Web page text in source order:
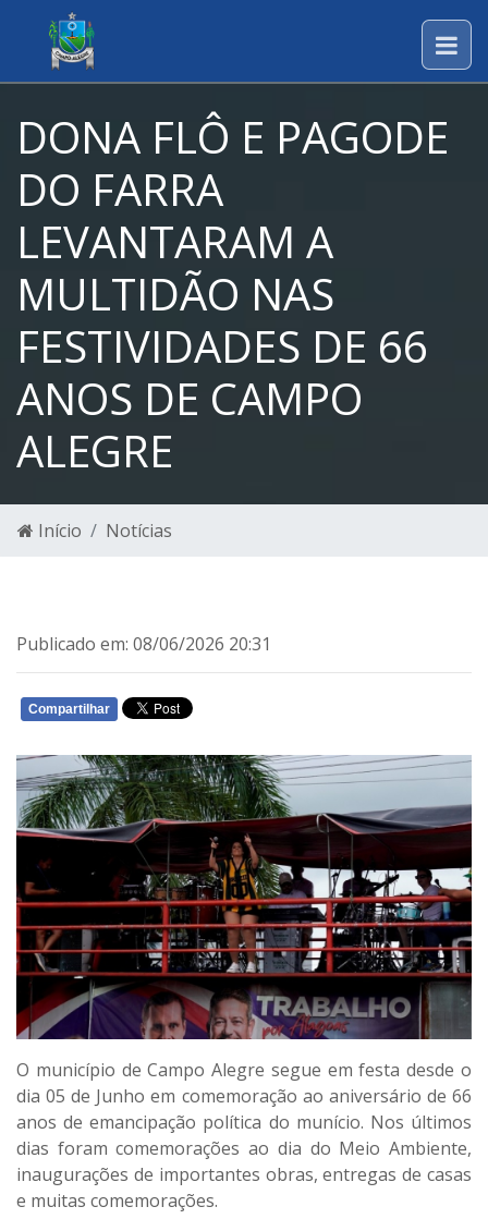
DONA FLÔ E PAGODE
DO FARRA
LEVANTARAM A
MULTIDÃO NAS
FESTIVIDADES DE 66
ANOS DE CAMPO
ALEGRE
Início Notícias
Publicado em: 08/06/2026 20:31
Compartilhar
O município de Campo Alegre segue em festa desde o
dia 05 de Junho em comemoração ao aniversário de 66
anos de emancipação política do munício. Nos últimos
dias foram comemorações ao dia do Meio Ambiente,
inaugurações de importantes obras, entregas de casas
e muitas comemorações.